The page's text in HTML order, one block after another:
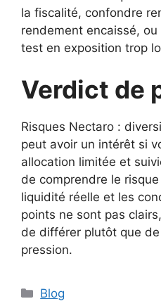
la fiscalité, confondre
rendement encaissé,
test en exposition trop
Verdict de
Risques Nectaro :
peut avoir un intérêt si
allocation limitée et
de comprendre le
liquidité réelle et les
points ne sont pas
de différer plutôt que
pression.
Catégories
Blog